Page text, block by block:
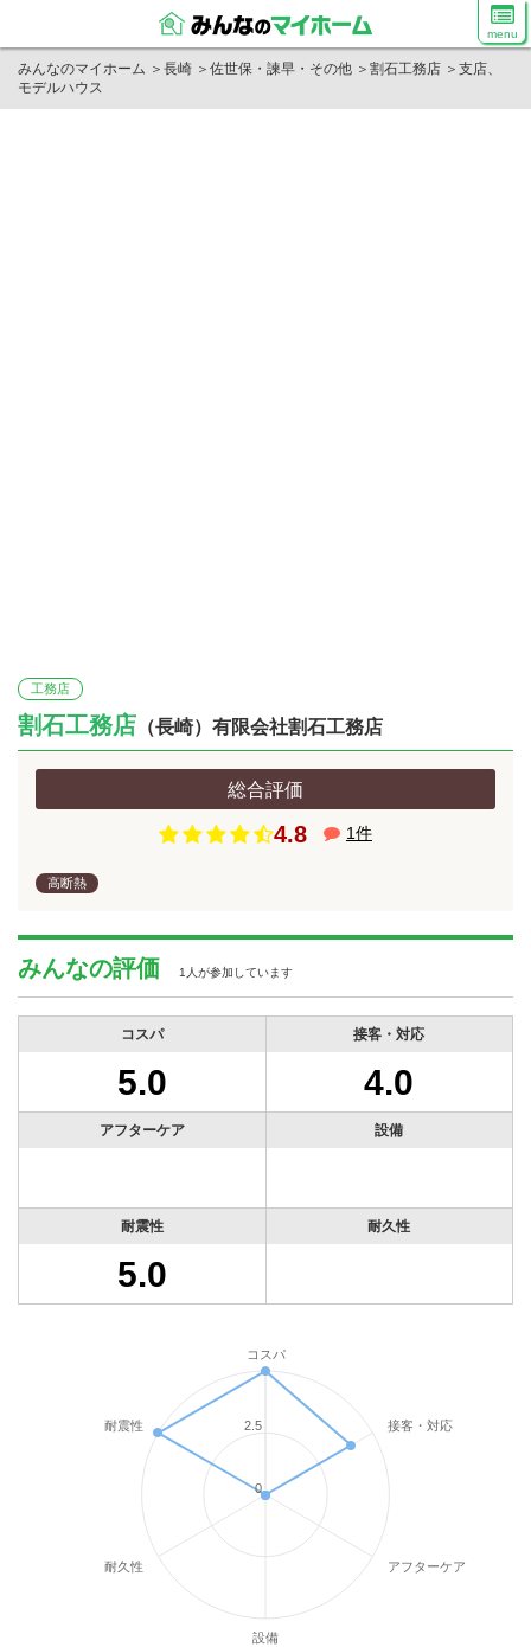
menu
みんなのマイホーム ＞ 長崎 ＞ 佐世保・諫早・その他 ＞ 割石工務店 ＞ 支店、
モデルハウス
工務店
割石工務店 （長崎）有限会社割石工務店
総合評価
4.8 1件
高断熱
みんなの評価 1人が参加しています
コスパ
5.0
接客・対応
4.0
アフターケア 設備
耐震性
5.0
耐久性
コスパ
接客・対応
アフターケア
設備
耐久性
耐震性
0
2.5